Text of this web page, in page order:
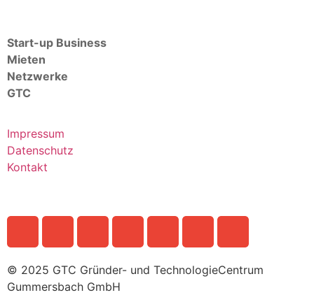
Start-up Business
Mieten
Netzwerke
GTC
Impressum
Datenschutz
Kontakt
© 2025 GTC Gründer- und TechnologieCentrum
Gummersbach GmbH